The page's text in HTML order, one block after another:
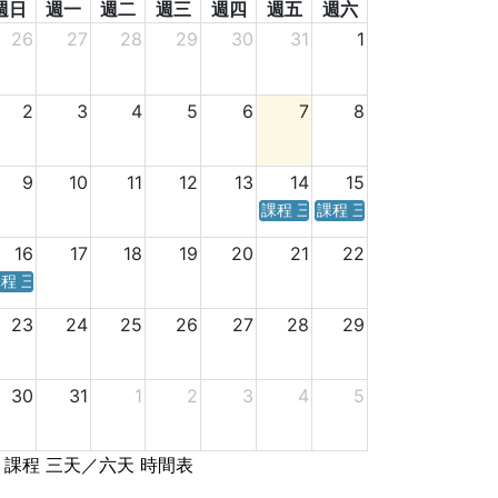
日 週一 週二 週三 週四 週五
週六
26
27 28 29 30 31 1
2 3 4 5 6 7 8
9 10 11 12 13 14 15
課程 三天／六天 時間表
課程 三天／六天 時間表
16 17 18 19 20 21 22
三天／六天 時間表
23 24 25 26 27 28 29
30 31 1 2 3 4 5
課程 三天／六天 時間表